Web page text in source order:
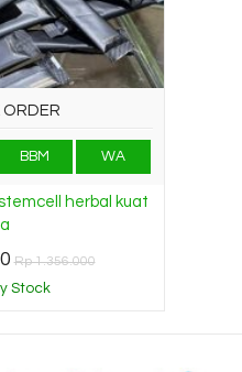
ORDER
BBM WA
herbal kuat
Rp 1.356.000
Stock